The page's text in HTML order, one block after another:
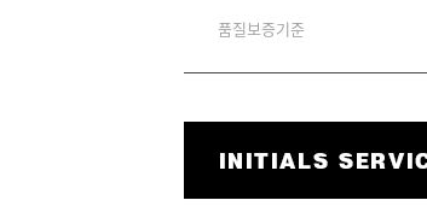
품질보증기준